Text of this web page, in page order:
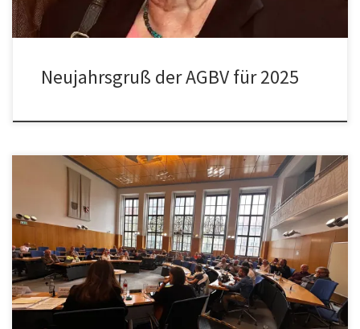
Neujahrsgruß der AGBV für 2025
Am 02. Juli 2024 fand der traditionelle Empfang des
Oberbürgermeisters für die Bürger- und Vorstadtvereine statt.
Unter den Gästen waren berufsmäßige Stadträte (Referenten),
Vertreter aus Stadtverwaltung und Stadtpolitik und Bürger- und
Vorstadtvereine sowie die zu ehrenden Gästen. Nach einer zuvor
gut geführten Diskussionsrunde wurden in der Ehrenhalle
verdiente Mitglieder aus […]